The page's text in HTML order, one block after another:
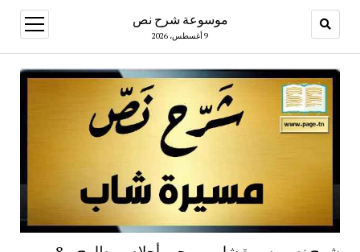
موسوعة شرح نص
9 أغسطس، 2026
open
menu